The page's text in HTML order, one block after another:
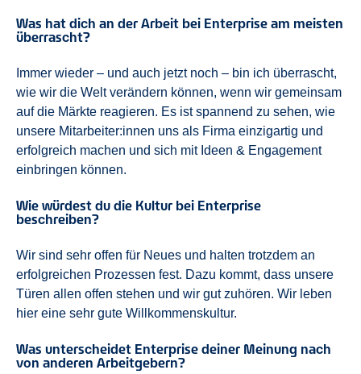
Was hat dich an der Arbeit bei Enterprise am meisten
überrascht?
Immer wieder – und auch jetzt noch – bin ich überrascht,
wie wir die Welt verändern können, wenn wir gemeinsam
auf die Märkte reagieren. Es ist spannend zu sehen, wie
unsere Mitarbeiter:innen uns als Firma einzigartig und
erfolgreich machen und sich mit Ideen & Engagement
einbringen können.
Wie würdest du die Kultur bei Enterprise
beschreiben?
Wir sind sehr offen für Neues und halten trotzdem an
erfolgreichen Prozessen fest. Dazu kommt, dass unsere
Türen allen offen stehen und wir gut zuhören. Wir leben
hier eine sehr gute Willkommenskultur.
Was unterscheidet Enterprise deiner Meinung nach
von anderen Arbeitgebern?